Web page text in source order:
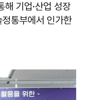
해 기업·산업 성장
통부에서 인가한